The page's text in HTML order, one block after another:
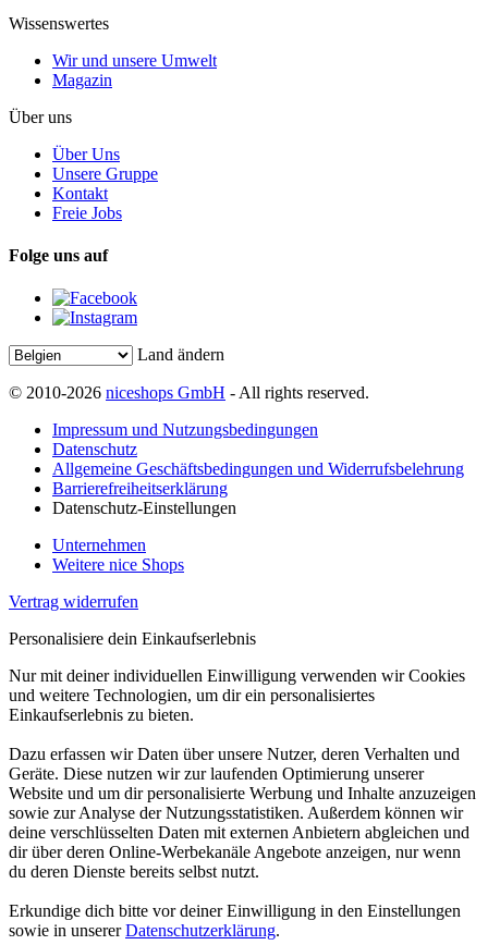
Wissenswertes
Wir und unsere Umwelt
Magazin
Über uns
Über Uns
Unsere Gruppe
Kontakt
Freie Jobs
Folge uns auf
Land ändern
© 2010-2026 niceshops GmbH - All rights reserved.
Impressum und Nutzungsbedingungen
Datenschutz
Allgemeine Geschäftsbedingungen und Widerrufsbelehrung
Barrierefreiheitserklärung
Datenschutz-Einstellungen
Unternehmen
Weitere nice Shops
Vertrag widerrufen
Personalisiere dein Einkaufserlebnis
Nur mit deiner individuellen Einwilligung verwenden wir Cookies
und weitere Technologien, um dir ein personalisiertes
Einkaufserlebnis zu bieten.
Dazu erfassen wir Daten über unsere Nutzer, deren Verhalten und
Geräte. Diese nutzen wir zur laufenden Optimierung unserer
Website und um dir personalisierte Werbung und Inhalte anzuzeigen
sowie zur Analyse der Nutzungsstatistiken. Außerdem können wir
deine verschlüsselten Daten mit externen Anbietern abgleichen und
dir über deren Online-Werbekanäle Angebote anzeigen, nur wenn
du deren Dienste bereits selbst nutzt.
Erkundige dich bitte vor deiner Einwilligung in den Einstellungen
sowie in unsererDatenschutzerklärung.